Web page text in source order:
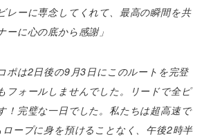
レーに専念してくれて、最高の瞬間を共
に心の底から感謝」
ポは2日後の9月3日にこのルートを完登
フォールしませんでした。リードで全ピ
！完璧な一日でした。私たちは超高速で
ープに身を預けることなく、午後2時半